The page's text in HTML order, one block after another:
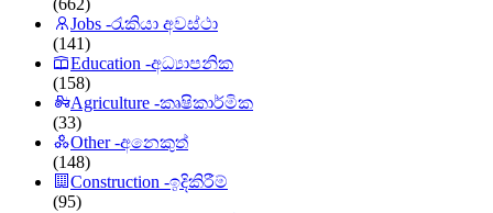
Jobs -රැකියා අවස්ථා
(141)
Education -අධ්‍යාපනික
(158)
Agriculture -කෘෂිකාර්මික
(33)
Other -අනෙකුත්
(148)
Construction -ඉදිකිරීම්
(95)